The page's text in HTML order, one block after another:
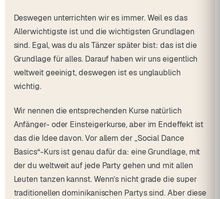
Deswegen unterrichten wir es immer. Weil es das
Allerwichtigste ist und die wichtigsten Grundlagen
sind. Egal, was du als Tänzer später bist: das ist die
Grundlage für alles. Darauf haben wir uns eigentlich
weltweit geeinigt, deswegen ist es unglaublich
wichtig.
Wir nennen die entsprechenden Kurse natürlich
Anfänger- oder Einsteigerkurse, aber im Endeffekt ist
das die Idee davon. Vor allem der „Social Dance
Basics“-Kurs ist genau dafür da: eine Grundlage, mit
der du weltweit auf jede Party gehen und mit allen
Leuten tanzen kannst. Wenn’s nicht grade die super
traditionellen dominikanischen Partys sind. Aber diese